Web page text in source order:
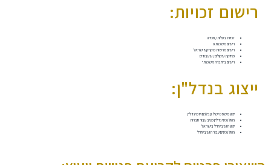
רישום זכויות:
זכויות בעלות / חכירה
רישום משכנתא
רישום מרשות מקרקעי ישראל
מחיקת עיקולים / שעבודים
רישום ב"חברה משכנת"
ייצוג בנדל"ן:
ייצוג משפטי של קבלנים ויזמי נדל"ן
ניהול נכסי נדל"ן מניב עבור חברות
ייצוג תושבי חו"ל בישראל
ניהול נכסים עבור תושבי חו"ל